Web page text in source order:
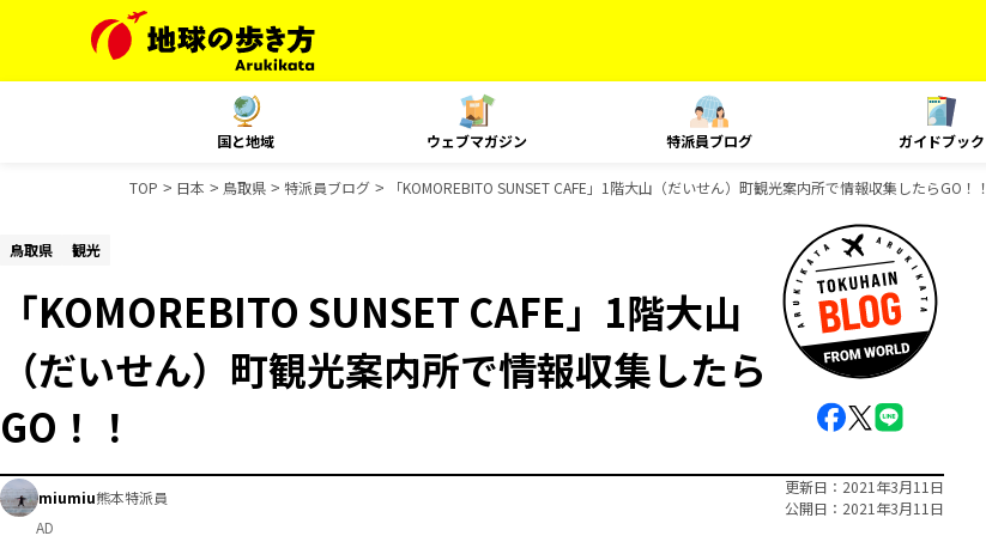
国と地域 ウェブマガジン 特派員ブログ ガイドブック
TOP 日本 鳥取県 特派員ブログ 「KOMOREBITO SUNSET CAFE」1階大山（だいせん）町観光案内所で情報収集したらGO！！
鳥取県 観光
「KOMOREBITO SUNSET CAFE」1階大山
（だいせん）町観光案内所で情報収集したら
GO！！
miumiu熊本特派員
更新日
2021年3月11日
公開日
2021年3月11日
AD